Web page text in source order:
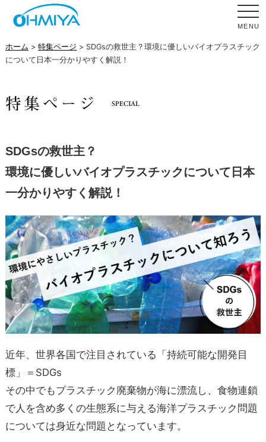
MENU
ホーム > 特集ページ > SDGsの救世主？環境に優しいバイオプラスチック
について日本一分かりやすく解説！
SDGsの救世主？
環境に優しいバイオプラスチックについて日本
一分かりやすく解説！
近年、世界各国で注目されている「持続可能な開発目
標」＝SDGs
その中でもプラスチック廃棄物が海に漂流し、食物連鎖
で人を含め多くの生態系に与える海洋プラスチック問題
については身近な問題となっています。